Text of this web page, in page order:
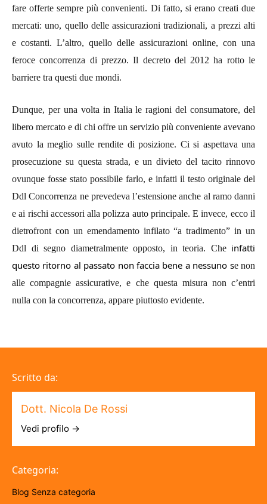
fare offerte sempre più convenienti. Di fatto, si erano creati due
mercati: uno, quello delle assicurazioni tradizionali, a prezzi alti
e costanti. L’altro, quello delle assicurazioni online, con una
feroce concorrenza di prezzo.Il decreto del 2012 ha rotto le
barriere tra questi due mondi.
Dunque, per una volta in Italia le ragioni del consumatore, del
libero mercato e di chi offre un servizio più conveniente avevano
avuto la meglio sulle rendite di posizione. Ci si aspettava una
prosecuzione su questa strada, e un divieto del tacito rinnovo
ovunque fosse stato possibile farlo, e infatti il testo originale del
Ddl Concorrenza ne prevedeva l’estensione anche al ramo danni
e ai rischi accessori alla polizza auto principale. E invece, ecco il
dietrofront con un emendamento infilato “a tradimento” in un
Ddl di segno diametralmente opposto, in teoria. Cheinfatti
questo ritorno al passato non faccia bene a nessuno se non
alle compagnie assicurative, e che questa misura non c’entri
nulla con la concorrenza, appare piuttosto evidente.
Scritto da:
Dott. Nicola De Rossi
Vedi profilo →
Categoria:
Blog Senza categoria